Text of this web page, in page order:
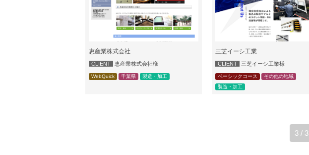
恵産業株式会社
CLIENT 恵産業株式会社様
WebQuick 千葉県 製造・加工
三芝イーシ工業
CLIENT 三芝イーシ工業様
ベーシックコース
その他の地域
製造・加工
3 / 3